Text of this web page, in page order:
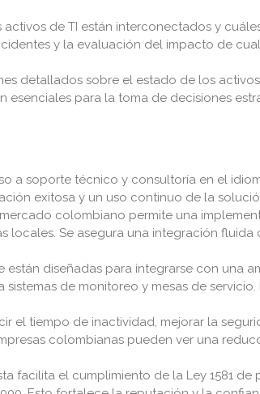
de TI están interconectados y
y la evaluación del impacto de
detallados sobre el estado de los
esenciales para la toma de decisiones
a soporte técnico y consultoría en el
exitosa y un uso continuo de la
colombiano permite una
locales. Se asegura una integración
están diseñadas para integrarse con una
de monitoreo y mesas de
el tiempo de inactividad, mejorar la
colombianas pueden ver una
facilita el cumplimiento de la Ley 1581